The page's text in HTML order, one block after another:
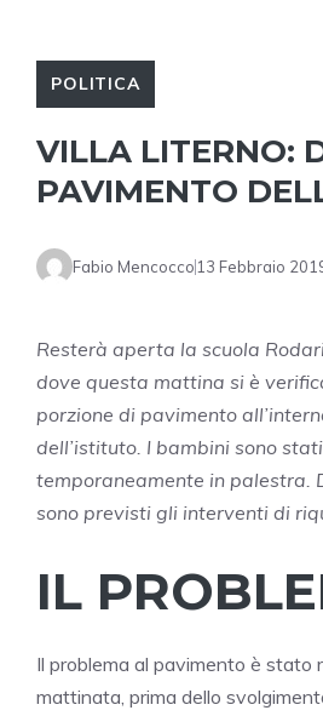
POLITICA
VILLA LITERNO:
PAVIMENTO
Fabio Mencocco 13 Febbraio
Resterà aperta la scuola
dove questa mattina si è
porzione di pavimento
dell’istituto. I bambini sono
temporaneamente in palestra.
sono previsti gli interventi di
IL
Il problema al pavimento è stato
mattinata, prima dello